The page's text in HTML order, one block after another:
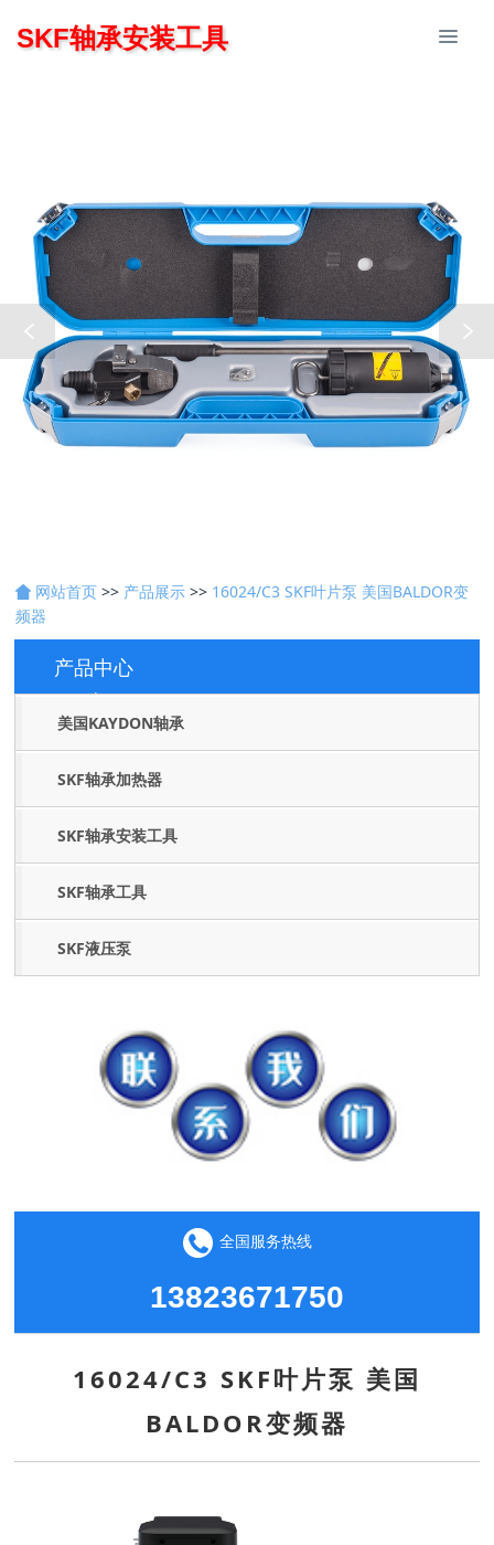
SKF轴承安装工具
网站首页 >> 产品展示 >> 16024/C3 SKF叶片泵 美国BALDOR变
频器
产品中心
Products
美国KAYDON轴承
SKF轴承加热器
SKF轴承安装工具
SKF轴承工具
SKF液压泵
全国服务热线
13823671750
16024/C3 SKF叶片泵 美国
BALDOR变频器